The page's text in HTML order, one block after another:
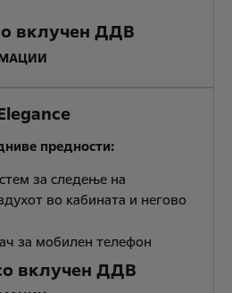
вклучен ДДВ
предности:
за следење на
во кабината и негово
за мобилен телефон
вклучен ДДВ